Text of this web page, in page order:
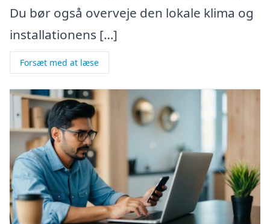
Du bør også overveje den lokale klima og
installationens […]
Forsæt med at læse